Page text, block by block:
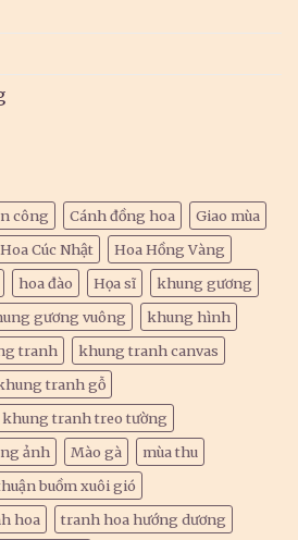
công Cánh đồng hoa
Giao mùa
Hoa Cúc Nhật
Hoa Hồng Vàng
hoa đào Họa sĩ
khung gương
gương vuông
khung hình
tranh
khung tranh canvas
tranh gỗ
khung tranh treo tường
ảnh Mào gà
mùa thu
buồm xuôi gió
hoa
tranh hoa hướng dương